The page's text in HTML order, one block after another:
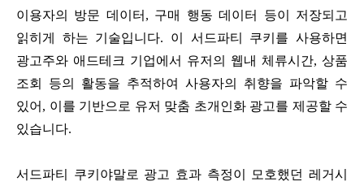
이용자의 방문 데이터, 구매 행동 데이터 등이 저장되고
읽히게 하는 기술입니다. 이 서드파티 쿠키를 사용하면
광고주와 애드테크 기업에서 유저의 웹내 체류시간, 상품
조회 등의 활동을 추적하여 사용자의 취향을 파악할 수
있어, 이를 기반으로 유저 맞춤 초개인화 광고를 제공할 수
있습니다.
서드파티 쿠키야말로 광고 효과 측정이 모호했던 레거시